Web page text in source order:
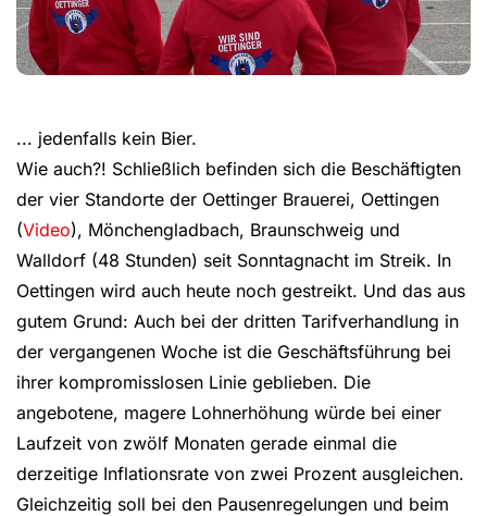
... jedenfalls kein Bier.
Wie auch?! Schließlich befinden sich die Beschäftigten
der vier Standorte der Oettinger Brauerei, Oettingen
(Video), Mönchengladbach, Braunschweig und
Walldorf (48 Stunden) seit Sonntagnacht im Streik. In
Oettingen wird auch heute noch gestreikt. Und das aus
gutem Grund: Auch bei der dritten Tarifverhandlung in
der vergangenen Woche ist die Geschäftsführung bei
ihrer kompromisslosen Linie geblieben. Die
angebotene, magere Lohnerhöhung würde bei einer
Laufzeit von zwölf Monaten gerade einmal die
derzeitige Inflationsrate von zwei Prozent ausgleichen.
Gleichzeitig soll bei den Pausenregelungen und beim